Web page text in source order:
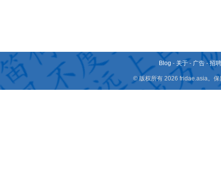
Blog - 关于 - 广告 -招
© 版权所有 2026 fridae.asia。